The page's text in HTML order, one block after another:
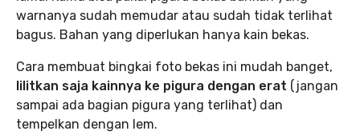
warnanya sudah memudar atau sudah tidak terlihat
bagus. Bahan yang diperlukan hanya kain bekas.
Cara membuat bingkai foto bekas ini mudah banget,
lilitkan saja kainnya ke pigura dengan erat (jangan
sampai ada bagian pigura yang terlihat) dan
tempelkan dengan lem.